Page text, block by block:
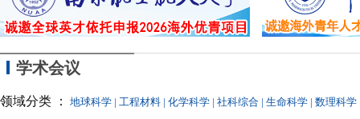
学术会议
领域分类 ： 地球科学 | 工程材料 | 化学科学 | 社科综合 | 生命科学 | 数理科学